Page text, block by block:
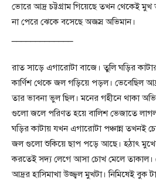
ভোরে আদ্র চট্টগ্রাম গিয়েছে তখন থেকেই
না পেরে ঝেকে বসেছে অজস্র অভিমান।
রাত সাড়ে এগারোটা বাজে। তুলি ঘড়ির
কার্ণিশ থেকে জল গড়িয়ে পড়ল। ভেবেছিল
তার ভাবনা ভুল ছিল। মনের গহীনে থাকা
গুলো জলে পরিণত হয়ে বালিশ ভেজাতে
ঘড়ির কাটায় যখন এগারোটা পঞ্চান্ন তখনই
জল গুলো শুকিয়ে ছাপ পড়ে আছে। হঠাৎ
করতেই সদ্য লেগে আসা চোখ মেলে তাকাল।
আদ্রর হাসিমাখা উজ্জ্বল মুখটা। নিমিষেই বুক